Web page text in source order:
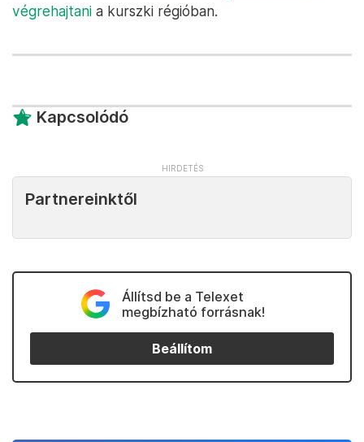
végrehajtani a kurszki régióban.
Kapcsolódó
Partnereinktől
Állítsd be a Telexet
megbízható forrásnak!
Beállítom